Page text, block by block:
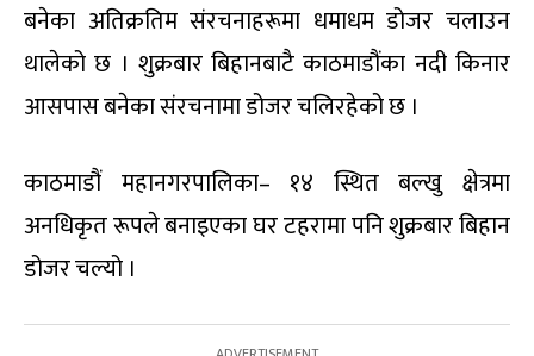
बनेका अतिक्रतिम संरचनाहरूमा धमाधम डोजर चलाउन
थालेको छ । शुक्रबार बिहानबाटै काठमाडौंका नदी किनार
आसपास बनेका संरचनामा डोजर चलिरहेको छ ।
काठमाडौं महानगरपालिका– १४ स्थित बल्खु क्षेत्रमा
अनधिकृत रूपले बनाइएका घर टहरामा पनि शुक्रबार बिहान
डोजर चल्यो ।